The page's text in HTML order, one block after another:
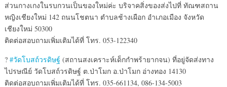
ส่วนกางเกงในรบกวนเป็นของใหม่ค่ะ บริจาคสิ่งของส่งไปที่ ทัณฑสถาน
หญิงเชียงใหม่ 142 ถนนโชตนา ตำบลช้างเผือก อำเภอเมือง จังหวัด
เชียงใหม่ 50300
ติดต่อสอบถามเพิ่มเติมได้ที่ โทร. 053-122340
? #วัดโบสถ์วรดิษฐ์ (สถานสงเคราะห์เด็กกำพร้ายากจน) ที่อยู่จัดส่งทาง
ไปรษณีย์ วัดโบสถ์วรดิษฐ์ ต.ป่าโมก อ.ป่าโมก อ่างทอง 14130
ติดต่อสอบถามเพิ่มเติมได้ที่ โทร. 035-661134, 086-134-5003